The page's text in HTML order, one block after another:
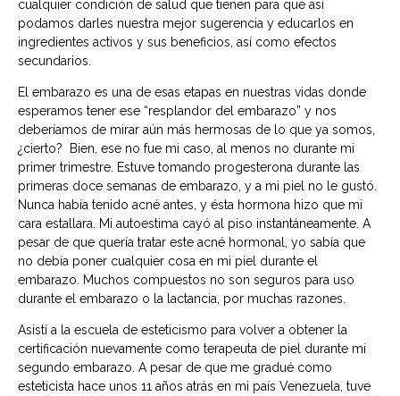
cualquier condición de salud que tienen para que así
podamos darles nuestra mejor sugerencia y educarlos en
ingredientes activos y sus beneficios, así como efectos
secundarios.
El embarazo es una de esas etapas en nuestras vidas donde
esperamos tener ese “resplandor del embarazo” y nos
deberíamos de mirar aún más hermosas de lo que ya somos,
¿cierto? Bien, ese no fue mi caso, al menos no durante mi
primer trimestre. Estuve tomando progesterona durante las
primeras doce semanas de embarazo, y a mi piel no le gustó.
Nunca había tenido acné antes, y ésta hormona hizo que mi
cara estallara. Mi autoestima cayó al piso instantáneamente. A
pesar de que quería tratar este acné hormonal, yo sabía que
no debía poner cualquier cosa en mi piel durante el
embarazo. Muchos compuestos no son seguros para uso
durante el embarazo o la lactancia, por muchas razones.
Asistí a la escuela de esteticismo para volver a obtener la
certificación nuevamente como terapeuta de piel durante mi
segundo embarazo. A pesar de que me gradué como
esteticista hace unos 11 años atrás en mi país Venezuela, tuve